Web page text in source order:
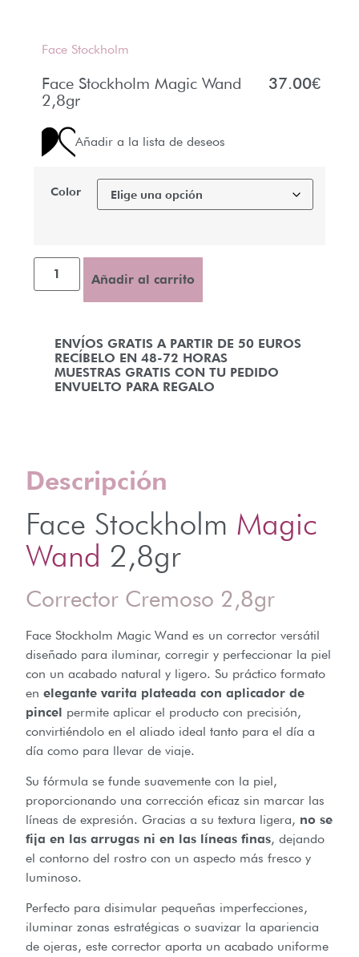
Face Stockholm
Face Stockholm Magic Wand
2,8gr
37.00€
Añadir a la lista de deseos
ENVÍOS GRATIS A PARTIR DE 50 EUROS
RECÍBELO EN 48-72 HORAS
MUESTRAS GRATIS CON TU PEDIDO
ENVUELTO PARA REGALO
Color
Añadir al carrito
Descripción
Face Stockholm Magic
Wand 2,8gr
Corrector Cremoso 2,8gr
Face Stockholm Magic Wand es un corrector versátil
diseñado para iluminar, corregir y perfeccionar la piel
con un acabado natural y ligero. Su práctico formato
en elegante varita plateada con aplicador de
pincel permite aplicar el producto con precisión,
convirtiéndolo en el aliado ideal tanto para el día a
día como para llevar de viaje.
Su fórmula se funde suavemente con la piel,
proporcionando una corrección eficaz sin marcar las
líneas de expresión. Gracias a su textura ligera, no se
fija en las arrugas ni en las líneas finas, dejando
el contorno del rostro con un aspecto más fresco y
luminoso.
Perfecto para disimular pequeñas imperfecciones,
iluminar zonas estratégicas o suavizar la apariencia
de ojeras, este corrector aporta un acabado uniforme